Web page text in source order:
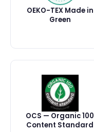
OEKO-TEX Made in
Green
OCS — Organic 100
Content Standard